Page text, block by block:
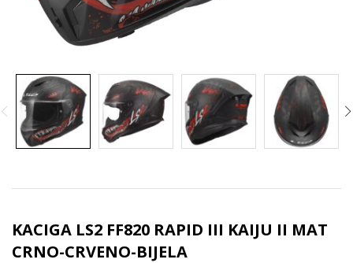
KACIGA LS2 FF820 RAPID III KAIJU II MAT
CRNO-CRVENO-BIJELA